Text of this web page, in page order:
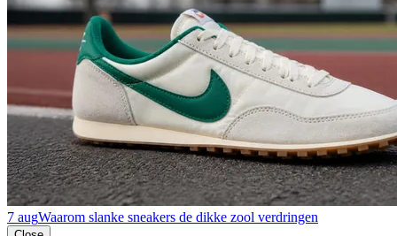
7 augWaarom slanke sneakers de dikke zool verdringen